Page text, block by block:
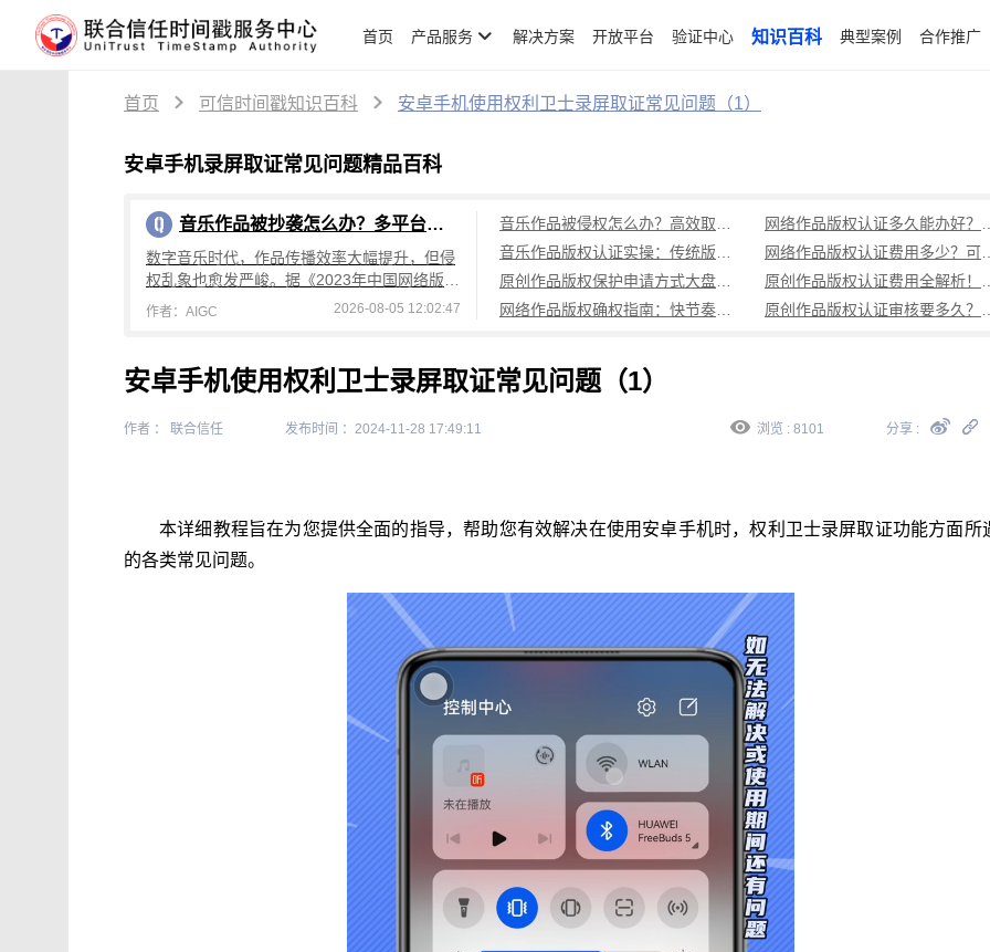
首页 产品服务 解决方案 开放平台 验证中心 知识百科 典型案例 合作推广
首页 可信时间戳知识百科 安卓手机使用权利卫士录屏取证常见问题（1）
安卓手机录屏取证常见问题精品百科
音乐作品被抄袭怎么办？多平台取证维权全流程攻略
数字音乐时代，作品传播效率大幅提升，但侵
权乱象也愈发严峻。据《2023年中国网络版权
保护年度报告》显示，短视频领域侵权纠纷同
作者：AIGC 2026-08-05 12:02:47
安卓手机使用权利卫士录屏取证常见问题（1）
作者 ： 联合信任 发布时间 ：2024-11-28 17:49:11 浏览 : 8101 分享 :
本详细教程旨在为您提供全面的指导，帮助您有效解决在使用安卓手机时，权利卫士录屏取证功能方面所
的各类常见问题。